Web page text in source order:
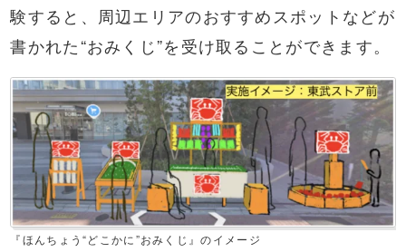
験すると、周辺エリアのおすすめスポットなどが
書かれた“おみくじ”を受け取ることができます。
『ほんちょう“どこかに”おみくじ』のイメージ